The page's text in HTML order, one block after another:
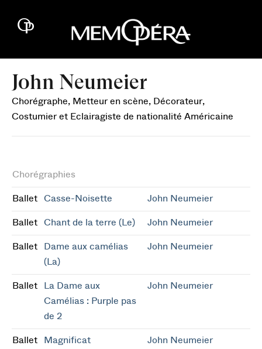
John Neumeier
Chorégraphe, Metteur en scène, Décorateur,
Costumier et Eclairagiste de nationalité Américaine
Chorégraphies
Ballet Casse-Noisette John Neumeier
Ballet Chant de la terre (Le) John Neumeier
Ballet
Dame aux camélias
(La)
John Neumeier
Ballet
La Dame aux
Camélias : Purple pas
de 2
John Neumeier
Ballet Magnificat John Neumeier